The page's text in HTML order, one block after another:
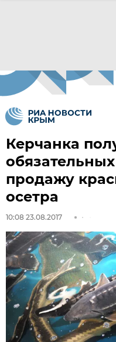
Керчанка
продажу
осетра
10:08 23.08.2017